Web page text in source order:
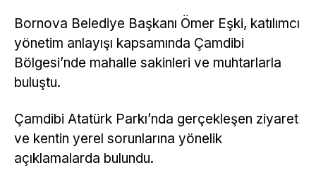
Bornova Belediye Başkanı Ömer Eşki, katılımcı
yönetim anlayışı kapsamında Çamdibi
Bölgesi’nde mahalle sakinleri ve muhtarlarla
buluştu.
Çamdibi Atatürk Parkı’nda gerçekleşen ziyaret
ve kentin yerel sorunlarına yönelik
açıklamalarda bulundu.